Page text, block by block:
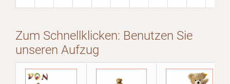
Zum Schnellklicken: Benutzen Sie
unseren Aufzug